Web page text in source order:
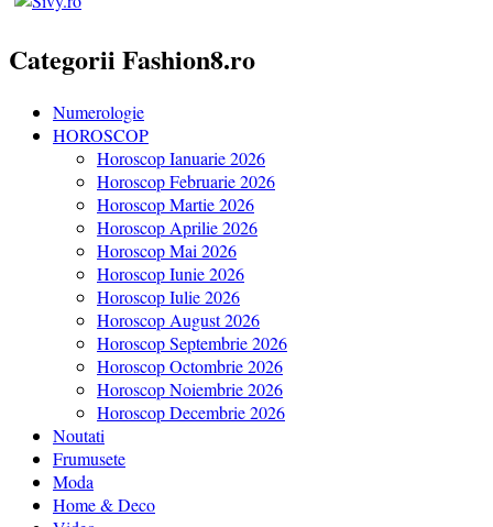
Categorii Fashion8.ro
Numerologie
HOROSCOP
Horoscop Ianuarie 2026
Horoscop Februarie 2026
Horoscop Martie 2026
Horoscop Aprilie 2026
Horoscop Mai 2026
Horoscop Iunie 2026
Horoscop Iulie 2026
Horoscop August 2026
Horoscop Septembrie 2026
Horoscop Octombrie 2026
Horoscop Noiembrie 2026
Horoscop Decembrie 2026
Noutati
Frumusete
Moda
Home & Deco